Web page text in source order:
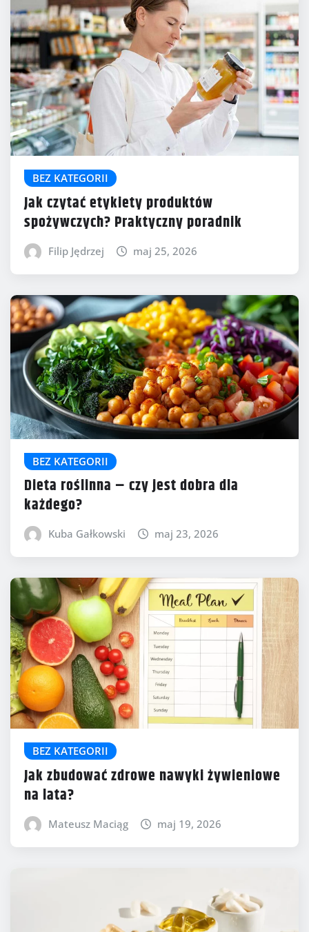
BEZ KATEGORII
Jak czytać etykiety produktów
spożywczych? Praktyczny poradnik
Filip Jędrzej maj 25, 2026
BEZ KATEGORII
Dieta roślinna – czy jest dobra dla
każdego?
Kuba Gałkowski maj 23, 2026
BEZ KATEGORII
Jak zbudować zdrowe nawyki żywieniowe
na lata?
Mateusz Maciąg maj 19, 2026